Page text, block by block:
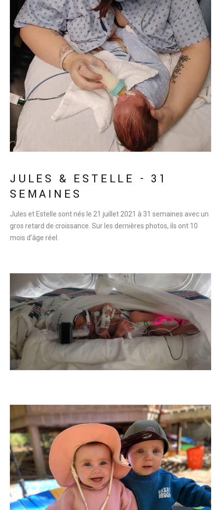
JULES & ESTELLE - 31
SEMAINES
Jules et Estelle sont nés le 21 juillet 2021 à 31 semaines avec un
gros retard de croissance. Sur les dernières photos, ils ont 10
mois d’âge réel.